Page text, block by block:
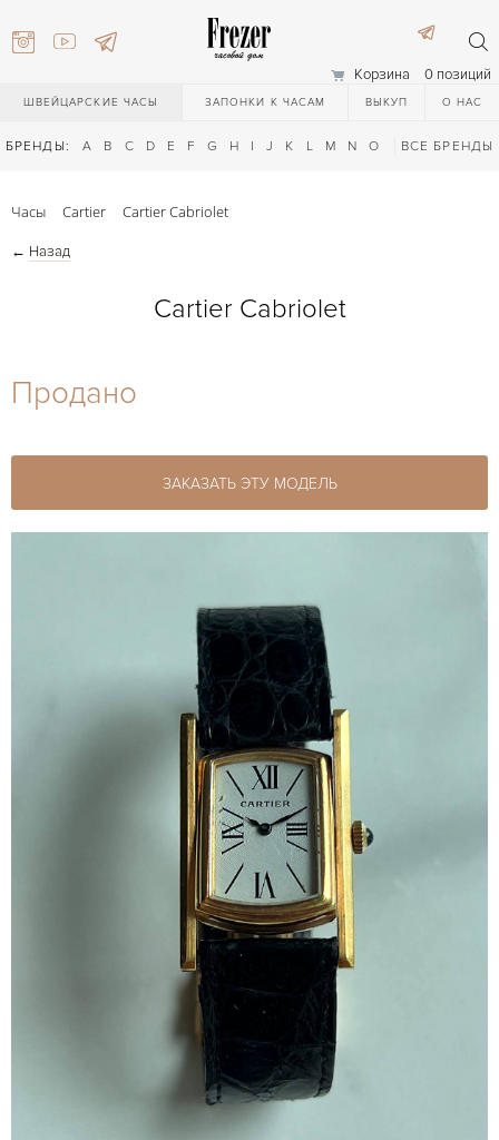
Корзина 0 позиций
ШВЕЙЦАРСКИЕ ЧАСЫ ЗАПОНКИ К ЧАСАМ ВЫКУП О НАС
БРЕНДЫ: A B C D E F G H I J K L M N O Q R S T
ВСЕ БРЕНДЫ
27-44
27-44
Часы Cartier Cartier Cabriolet
← Назад
Cartier Cabriolet
Продано
ЗАКАЗАТЬ ЭТУ МОДЕЛЬ